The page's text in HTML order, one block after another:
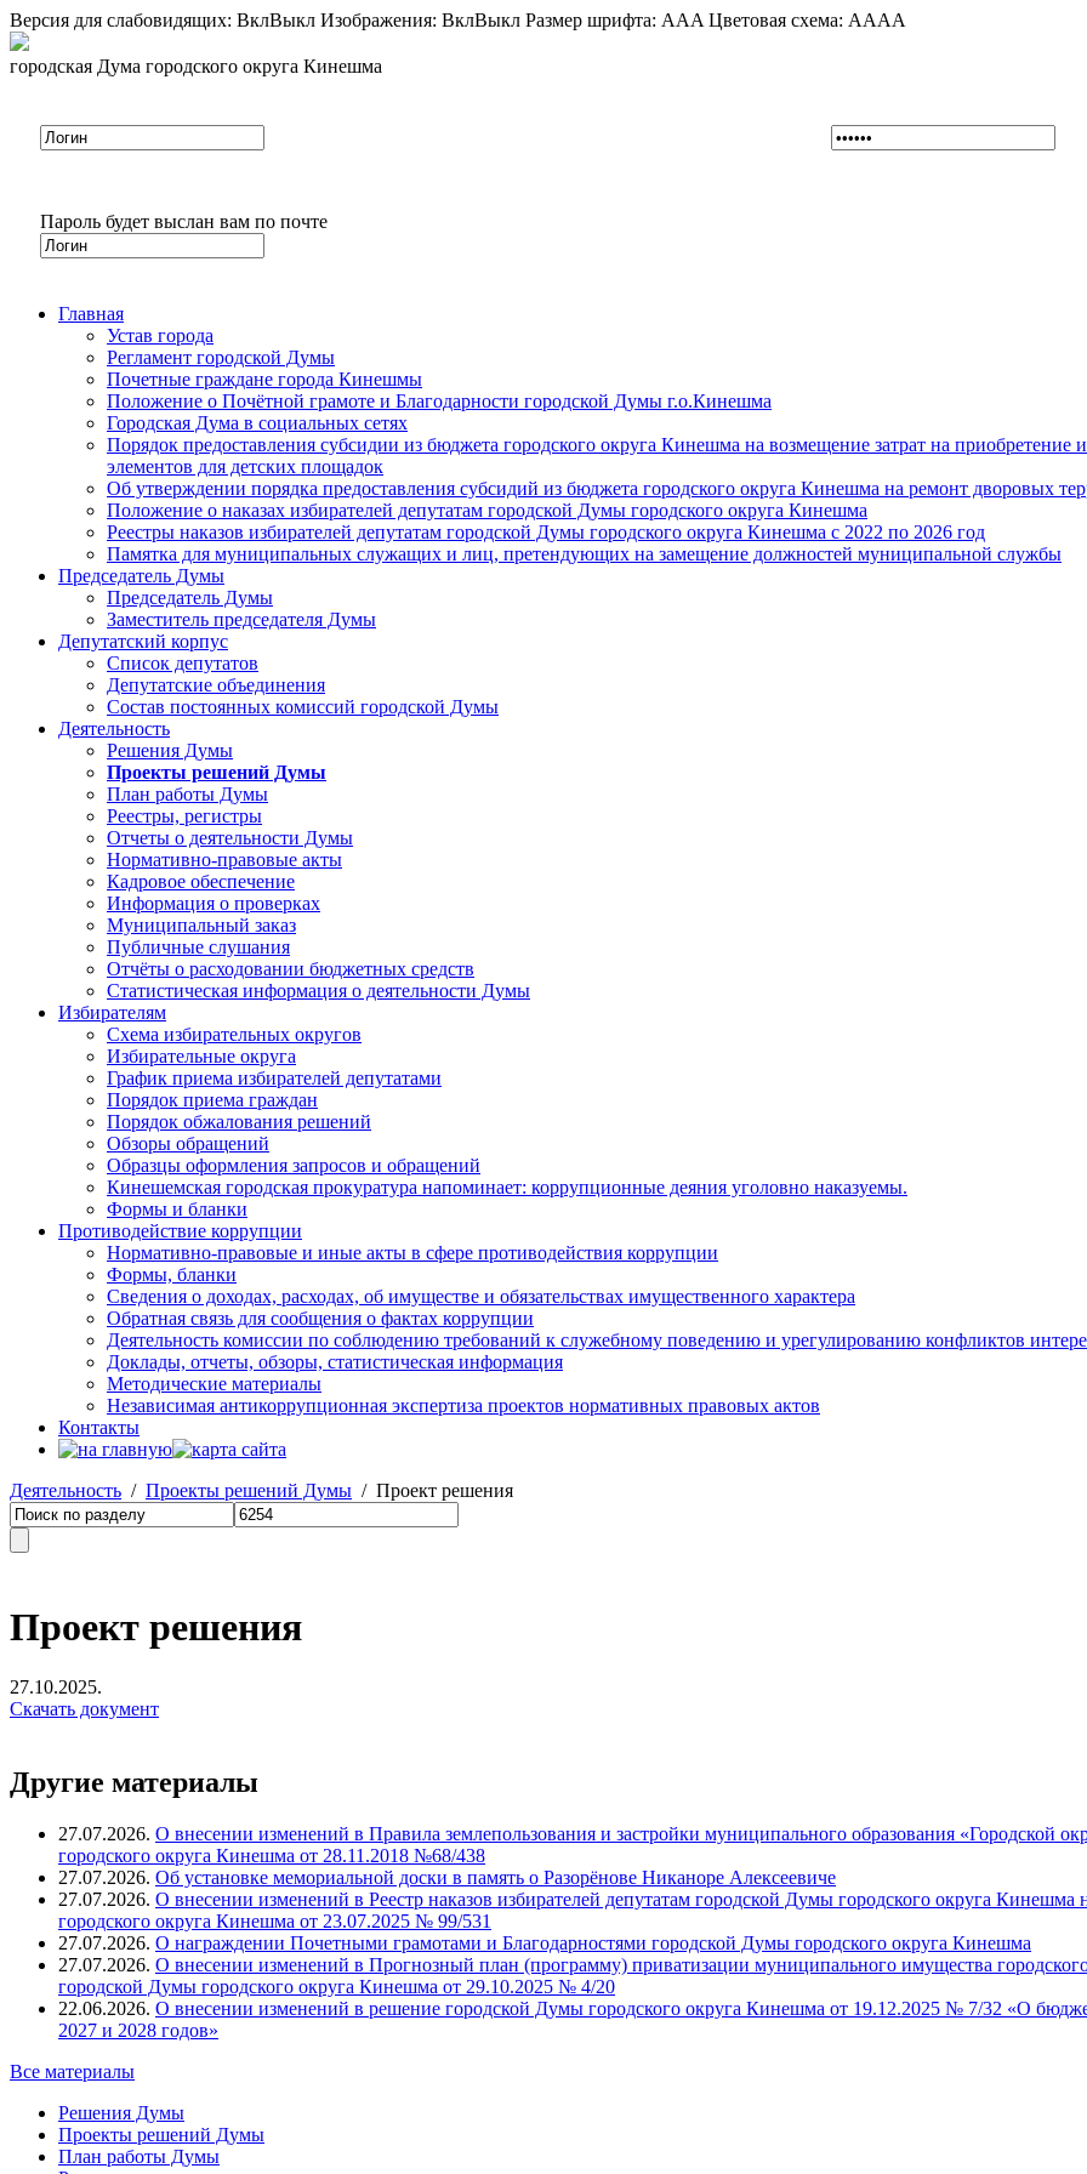
Версия для слабовидящих: ВклВыкл Изображения: ВклВыкл Размер шрифта: AAA Цветовая схема: AAAA
городская Дума городского округа Кинешма
Пароль будет выслан вам по почте
Главная
Устав города
Регламент городской Думы
Почетные граждане города Кинешмы
Положение о Почётной грамоте и Благодарности городской Думы г.о.Кинешма
Городская Дума в социальных сетях
Порядок предоставления субсидии из бюджета городского округа Кинешма на возмещение затрат на
элементов для детских площадок
Об утверждении порядка предоставления субсидий из бюджета городского округа Кинешма на ремонт дворовых
Положение о наказах избирателей депутатам городской Думы городского округа Кинешма
Реестры наказов избирателей депутатам городской Думы городского округа Кинешма с 2022 по 2026 год
Памятка для муниципальных служащих и лиц, претендующих на замещение должностей муниципальной службы
Председатель Думы
Председатель Думы
Заместитель председателя Думы
Депутатский корпус
Список депутатов
Депутатские объединения
Состав постоянных комиссий городской Думы
Деятельность
Решения Думы
Проекты решений Думы
План работы Думы
Реестры, регистры
Отчеты о деятельности Думы
Нормативно-правовые акты
Кадровое обеспечение
Информация о проверках
Муниципальный заказ
Публичные слушания
Отчёты о расходовании бюджетных средств
Статистическая информация о деятельности Думы
Избирателям
Схема избирательных округов
Избирательные округа
График приема избирателей депутатами
Порядок приема граждан
Порядок обжалования решений
Обзоры обращений
Образцы оформления запросов и обращений
Кинешемская городская прокуратура напоминает: коррупционные деяния уголовно наказуемы.
Формы и бланки
Противодействие коррупции
Нормативно-правовые и иные акты в сфере противодействия коррупции
Формы, бланки
Сведения о доходах, расходах, об имуществе и обязательствах имущественного характера
Обратная связь для сообщения о фактах коррупции
Деятельность комиссии по соблюдению требований к служебному поведению и урегулированию конфликтов
Доклады, отчеты, обзоры, статистическая информация
Методические материалы
Независимая антикоррупционная экспертиза проектов нормативных правовых актов
Контакты
Деятельность / Проекты решений Думы / Проект решения
Проект решения
27.10.2025.
Скачать документ
Другие материалы
27.07.2026. О внесении изменений в Правила землепользования и застройки муниципального образования «Городской
городского округа Кинешма от 28.11.2018 №68/438
27.07.2026. Об установке мемориальной доски в память о Разорёнове Никаноре Алексеевиче
27.07.2026. О внесении изменений в Реестр наказов избирателей депутатам городской Думы городского округа
городского округа Кинешма от 23.07.2025 № 99/531
27.07.2026. О награждении Почетными грамотами и Благодарностями городской Думы городского округа Кинешма
27.07.2026. О внесении изменений в Прогнозный план (программу) приватизации муниципального имущества
городской Думы городского округа Кинешма от 29.10.2025 № 4/20
22.06.2026. О внесении изменений в решение городской Думы городского округа Кинешма от 19.12.2025 № 7/32 «О
2027 и 2028 годов»
Все материалы
Решения Думы
Проекты решений Думы
План работы Думы